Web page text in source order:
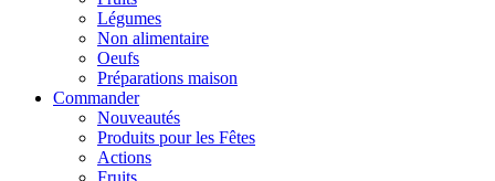
Légumes
Non alimentaire
Oeufs
Préparations maison
Commander
Nouveautés
Produits pour les Fêtes
Actions
Fruits